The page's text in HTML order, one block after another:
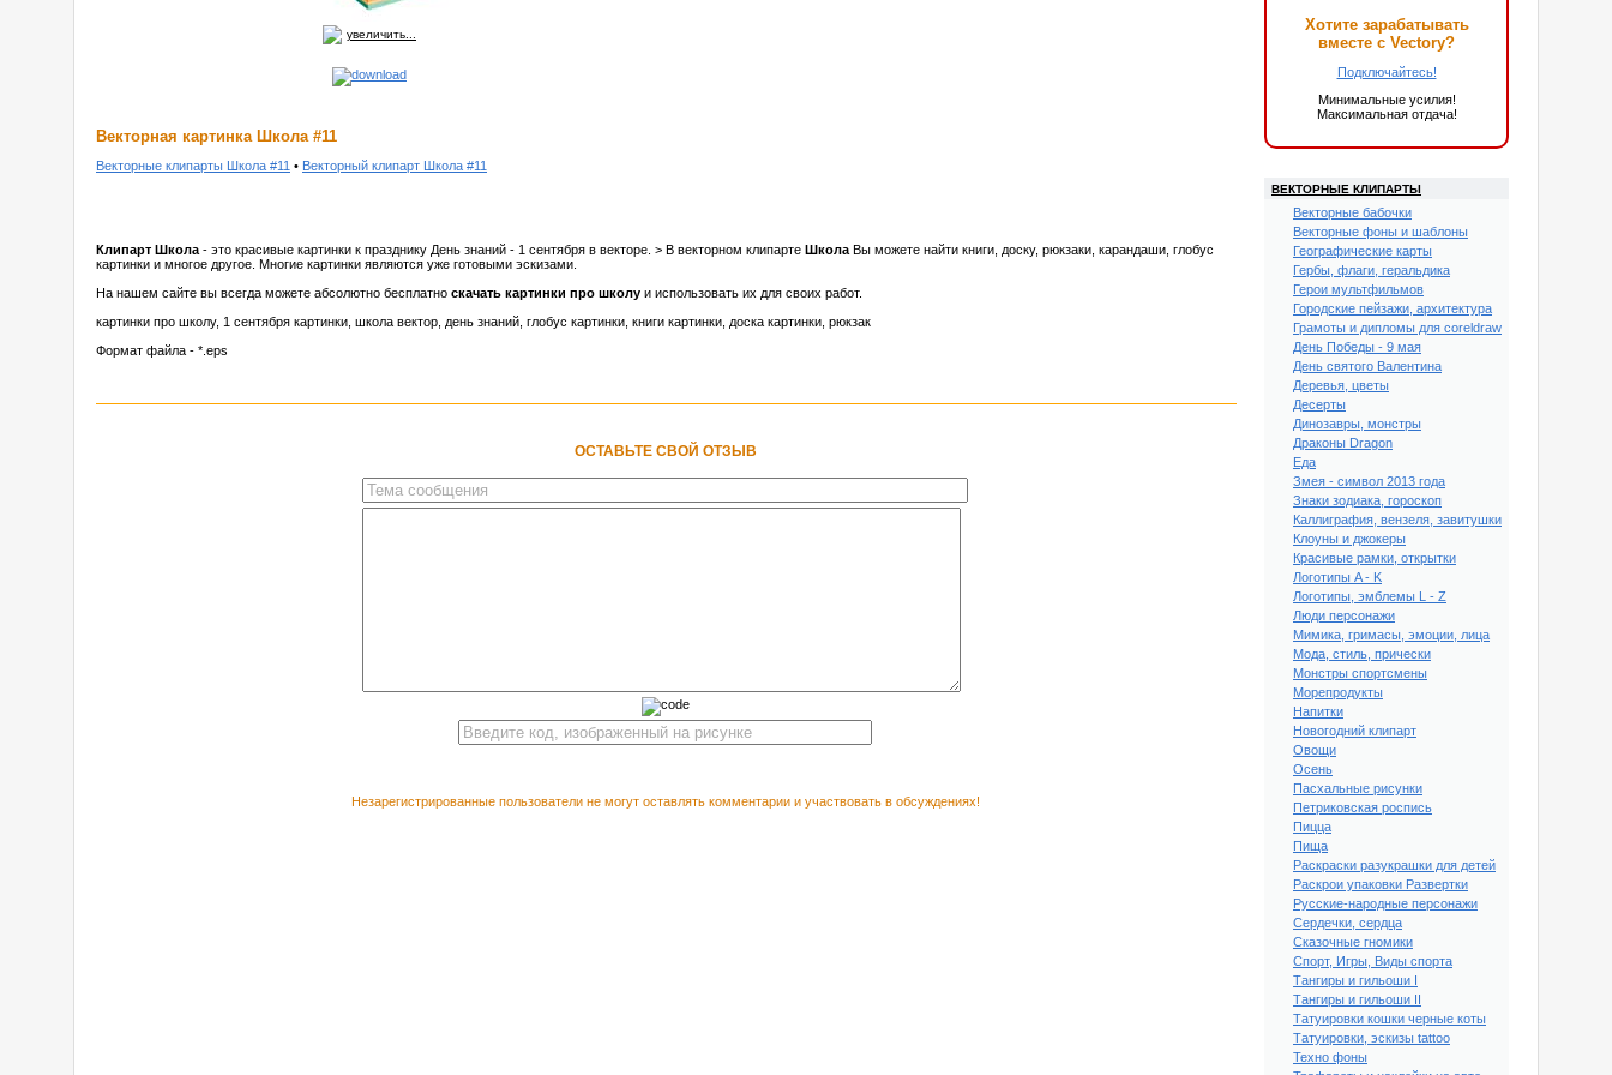
увеличить...
Векторная картинка Школа #11
Векторные клипарты Школа #11 • Векторный клипарт Школа #11
Клипарт Школа - это красивые картинки к празднику День знаний - 1 сентября в векторе. > В векторном клипарте Школа Вы можете найти книги, доску, рюкзаки, карандаши, глобус
картинки и многое другое. Многие картинки являются уже готовыми эскизами.
На нашем сайте вы всегда можете абсолютно бесплатно скачать картинки про школу и использовать их для своих работ.
картинки про школу, 1 сентября картинки, школа вектор, день знаний, глобус картинки, книги картинки, доска картинки, рюкзак
Формат файла - *.eps
ОСТАВЬТЕ СВОЙ ОТЗЫВ
Незарегистрированные пользователи не могут оставлять комментарии и участвовать в обсуждениях!
Хотите зарабатывать
вместе с Vectory?
Подключайтесь!
Минимальные усилия!
Максимальная отдача!
ВЕКТОРНЫЕ КЛИПАРТЫ
Векторные бабочки
Векторные фоны и шаблоны
Географические карты
Гербы, флаги, геральдика
Герои мультфильмов
Городские пейзажи, архитектура
Грамоты и дипломы для coreldraw
День Победы - 9 мая
День святого Валентина
Деревья, цветы
Десерты
Динозавры, монстры
Драконы Dragon
Еда
Змея - символ 2013 года
Знаки зодиака, гороскоп
Каллиграфия, вензеля, завитушки
Клоуны и джокеры
Красивые рамки, открытки
Логотипы A - K
Логотипы, эмблемы L - Z
Люди персонажи
Мимика, гримасы, эмоции, лица
Мода, стиль, прически
Монстры спортсмены
Морепродукты
Напитки
Новогодний клипарт
Овощи
Осень
Пасхальные рисунки
Петриковская роспись
Пицца
Пища
Раскраски разукрашки для детей
Раскрои упаковки Развертки
Русские-народные персонажи
Сердечки, сердца
Сказочные гномики
Спорт, Игры, Виды спорта
Тангиры и гильоши I
Тангиры и гильоши II
Татуировки кошки черные коты
Татуировки, эскизы tattoo
Техно фоны